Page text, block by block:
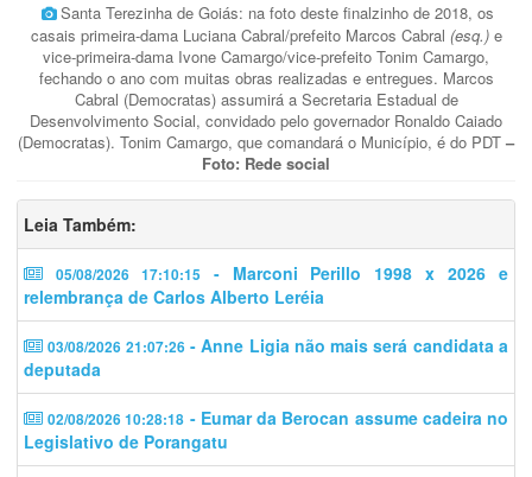
Santa Terezinha de Goiás: na foto deste finalzinho de 2018, os
casais primeira-dama Luciana Cabral/prefeito Marcos Cabral (esq.)e
vice-primeira-dama Ivone Camargo/vice-prefeito Tonim Camargo,
fechando o ano com muitas obras realizadas e entregues. Marcos
Cabral (Democratas) assumirá a Secretaria Estadual de
Desenvolvimento Social, convidado pelo governador Ronaldo Caiado
(Democratas). Tonim Camargo, que comandará o Município, é do PDT –
Foto: Rede social
Leia Também:
05/08/2026 17:10:15
- Marconi Perillo 1998 x 2026 e
relembrança de Carlos Alberto Leréia
03/08/2026 21:07:26 - Anne Ligia não mais será candidata a
deputada
02/08/2026 10:28:18 - Eumar da Berocan assume cadeira no
Legislativo de Porangatu